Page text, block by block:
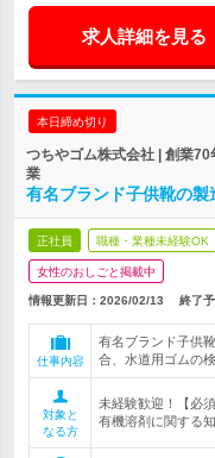
求人詳細を見る
本日締め切り
つちやゴム株式会社 | 創業
業
有名ブランド子供靴の
正社員 職種・業種未経験OK
女性のおしごと掲載中
情報更新日：2026/02/13 終了予
仕事内容
有名ブランド子供
合、水道用ゴムの
対象と
なる方
未経験歓迎！【必
有機溶剤に関する